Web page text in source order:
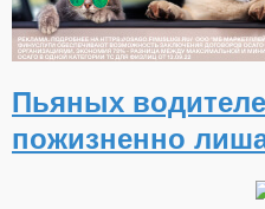
Пьяных
пожизненно